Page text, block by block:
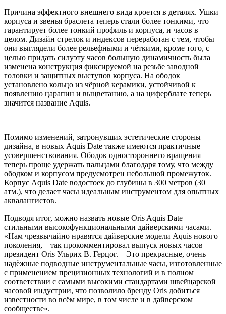
Причина эффектного внешнего вида кроется в деталях. Ушки
корпуса и звенья браслета теперь стали более тонкими, что
гарантирует более тонкий профиль и корпуса, и часов в
целом. Дизайн стрелок и индексов переработан с тем, чтобы
они выглядели более рельефными и чёткими, кроме того, с
целью придать силуэту часов большую динамичность была
изменена конструкция фиксируемой на резьбе заводной
головки и защитных выступов корпуса. На ободок
установлено кольцо из чёрной керамики, устойчивой к
появлению царапин и выцветанию, а на циферблате теперь
значится название Aquis.
Помимо изменений, затронувших эстетические стороны
дизайна, в новых Aquis Date также имеются практичные
усовершенствования. Ободок одностороннего вращения
теперь проще удержать пальцами благодаря тому, что между
ободком и корпусом предусмотрен небольшой промежуток.
Корпус Aquis Date водостоек до глубины в 300 метров (30
атм.), что делает часы идеальным инструментом для опытных
аквалангистов.
Подводя итог, можно назвать новые Oris Aquis Date
стильными высокофункциональными дайверскими часами.
«Нам чрезвычайно нравятся дайверские модели Aquis нового
поколения, – так прокомментировал выпуск новых часов
президент Oris Ульрих В. Герцог. – Это прекрасные, очень
надёжные подводные инструментальные часы, изготовленные
с применением прецизионных технологий и в полном
соответствии с самыми высокими стандартами швейцарской
часовой индустрии, что позволило бренду Oris добиться
известности во всём мире, в том числе и в дайверском
сообществе».